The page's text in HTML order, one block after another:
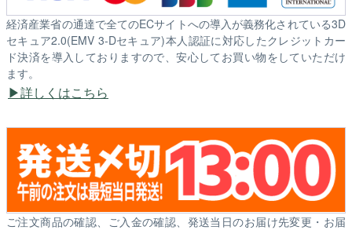
経済産業省の通達で全てのECサイトへの導入が義務化されている3D
セキュア2.0(EMV 3-Dセキュア)本人認証に対応したクレジットカー
ド決済を導入しておりますので、安心してお買い物をしていただけ
ます。
詳しくはこちら
ご注文商品の確認、ご入金の確認、発送当日のお届け先変更・お届